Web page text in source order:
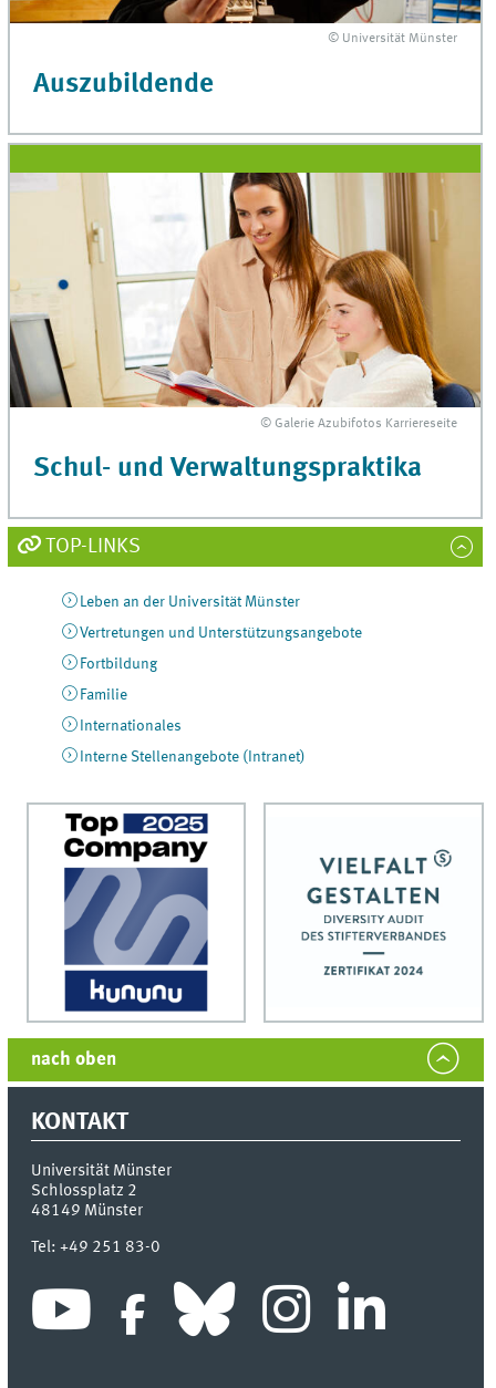
© Universität Münster
Auszubildende
© Galerie Azubifotos Karriereseite
Schul- und Verwaltungspraktika
TOP-LINKS
Leben an der Universität Münster
Vertretungen und Unterstützungsangebote
Fortbildung
Familie
Internationales
Interne Stellenangebote (Intranet)
nach oben
KONTAKT
Universität Münster
Schlossplatz 2
48149 Münster
Tel:+49 251 83-0